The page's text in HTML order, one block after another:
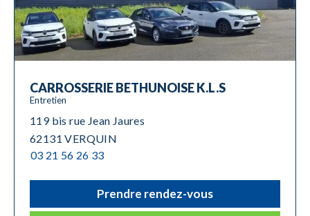
CARROSSERIE BETHUNOISE K.L.S
Entretien
119 bis rue Jean Jaures
62131 VERQUIN
03 21 56 26 33
Prendre rendez-vous